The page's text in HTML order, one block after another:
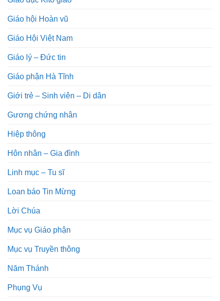
Giáo hội Hoàn vũ
Giáo Hội Việt Nam
Giáo lý – Đức tin
Giáo phận Hà Tĩnh
Giới trẻ – Sinh viên – Di dân
Gương chứng nhân
Hiệp thông
Hôn nhân – Gia đình
Linh mục – Tu sĩ
Loan báo Tin Mừng
Lời Chúa
Mục vụ Giáo phận
Mục vụ Truyền thông
Năm Thánh
Phụng Vụ